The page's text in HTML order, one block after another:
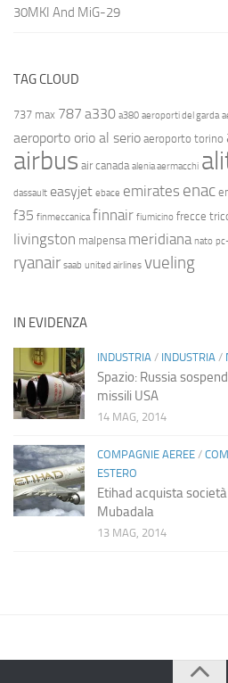
30MKI And MiG-29
TAG CLOUD
737 max 787 a330 a380 aeroporti del garda
aeroporto orio al serio aeroporto torino
airbus air canada alenia aermacchi
dassault easyjet ebace emirates enac
f35 finmeccanica finnair fiumicino frecce
livingston malpensa meridiana nato
ryanair saab united airlines vueling
IN EVIDENZA
INDUSTRIA / INDUSTRIA /
Spazio: Russia
missili USA
14 MAG, 2014
COMPAGNIE AEREE /
ESTERO
Etihad acquista
Mubadala
13 MAG, 2014